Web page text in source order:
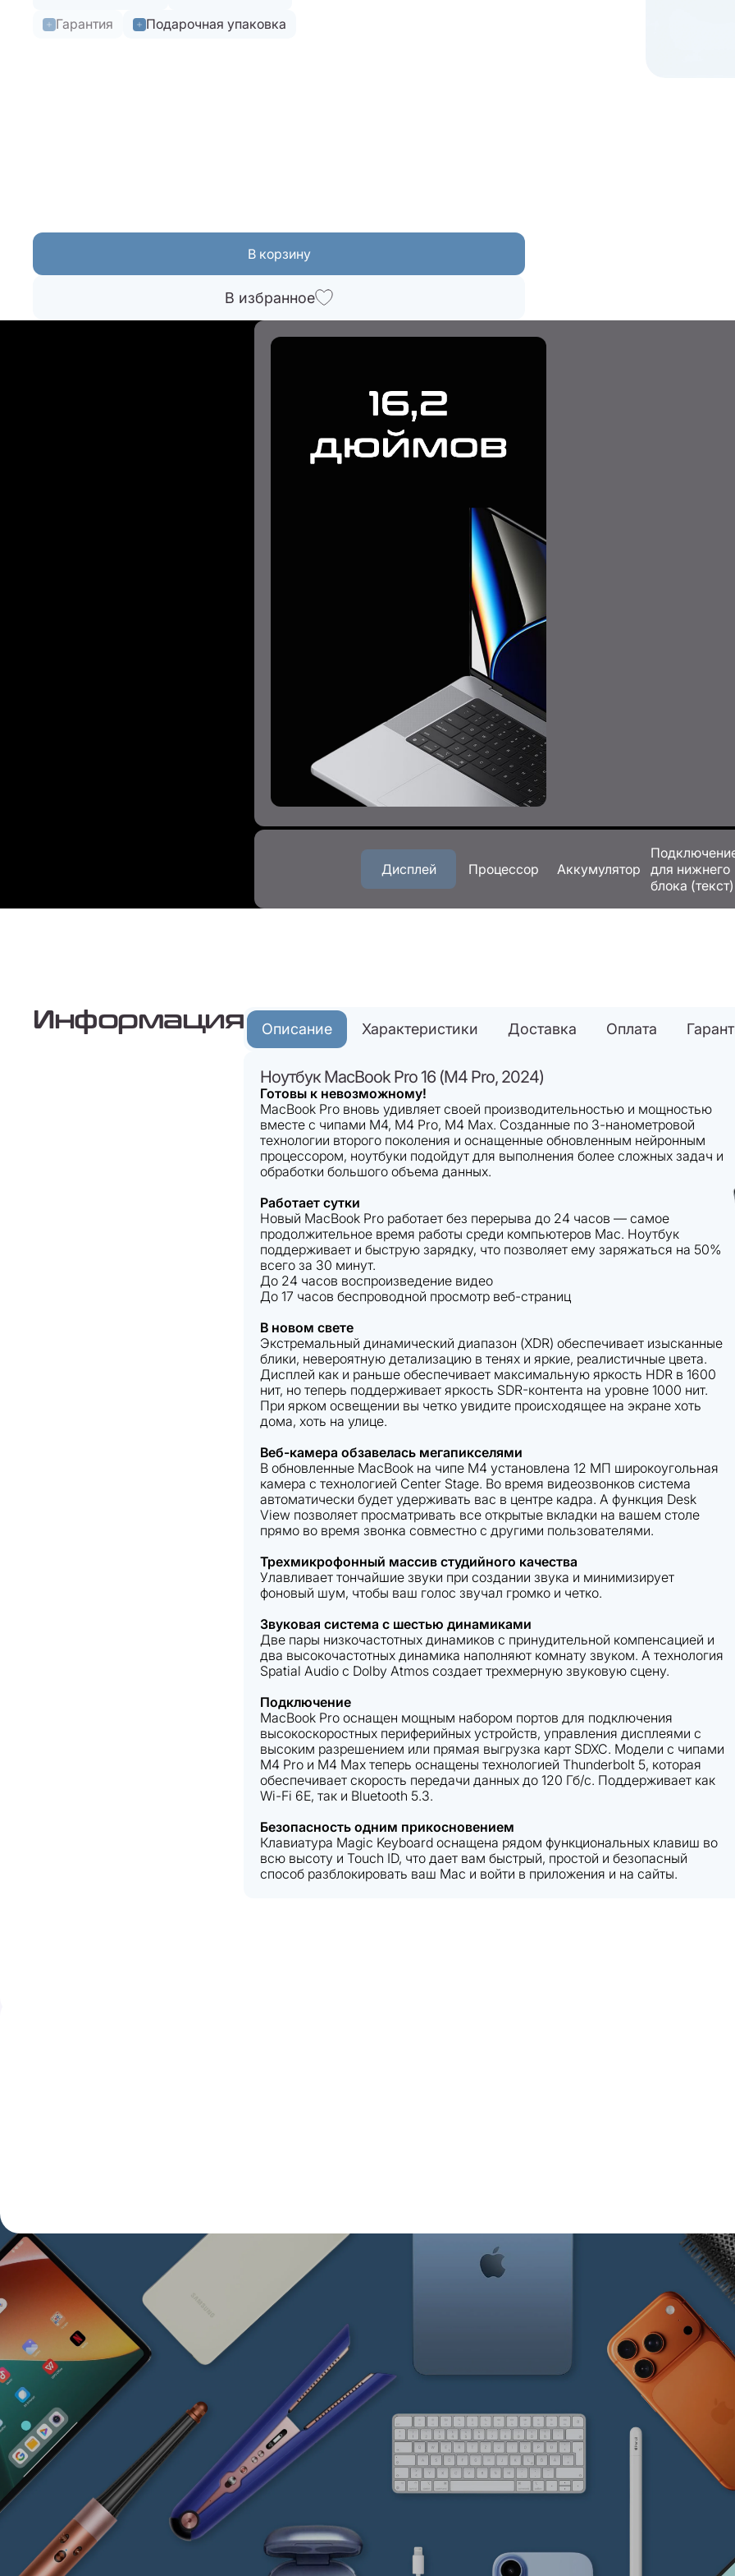
Гарантия
Подарочная упаковка
В корзину
В избранное
Дисплей Процессор Аккумулятор
для нижнего
блока (текст)
Информация Описание Характеристики Доставка Оплата
Ноутбук MacBook Pro 16 (M4 Pro, 2024)
Готовы к невозможному!
MacBook Pro вновь удивляет своей производительностью и мощностью
вместе с чипами М4, М4 Pro, M4 Max. Созданные по 3-нанометровой
технологии второго поколения и оснащенные обновленным нейронным
процессором, ноутбуки подойдут для выполнения более сложных задач и
обработки большого объема данных.
Работает сутки
Новый MacBook Pro работает без перерыва до 24 часов — самое
продолжительное время работы среди компьютеров Mac. Ноутбук
поддерживает и быструю зарядку, что позволяет ему заряжаться на 50%
всего за 30 минут.
До 24 часов воспроизведение видео
До 17 часов беспроводной просмотр веб-страниц
В новом свете
Экстремальный динамический диапазон (XDR) обеспечивает изысканные
блики, невероятную детализацию в тенях и яркие, реалистичные цвета.
Дисплей как и раньше обеспечивает максимальную яркость HDR в 1600
нит, но теперь поддерживает яркость SDR-контента на уровне 1000 нит.
При ярком освещении вы четко увидите происходящее на экране хоть
дома, хоть на улице.
Веб-камера обзавелась мегапикселями
В обновленные MacBook на чипе М4 установлена 12 МП широкоугольная
камера с технологией Center Stage. Во время видеозвонков система
автоматически будет удерживать вас в центре кадра. А функция Desk
View позволяет просматривать все открытые вкладки на вашем столе
прямо во время звонка совместно с другими пользователями.
Трехмикрофонный массив студийного качества
Улавливает тончайшие звуки при создании звука и минимизирует
фоновый шум, чтобы ваш голос звучал громко и четко.
Звуковая система с шестью динамиками
Две пары низкочастотных динамиков с принудительной компенсацией и
два высокочастотных динамика наполняют комнату звуком. А технология
Spatial Audio с Dolby Atmos создает трехмерную звуковую сцену.
Подключение
MacBook Pro оснащен мощным набором портов для подключения
высокоскоростных периферийных устройств, управления дисплеями с
высоким разрешением или прямая выгрузка карт SDXC. Модели с чипами
M4 Pro и M4 Max теперь оснащены технологией Thunderbolt 5, которая
обеспечивает скорость передачи данных до 120 Гб/с. Поддерживает как
Wi-Fi 6E, так и Bluetooth 5.3.
Безопасность одним прикосновением
Клавиатура Magic Keyboard оснащена рядом функциональных клавиш во
всю высоту и Touch ID, что дает вам быстрый, простой и безопасный
способ разблокировать ваш Mac и войти в приложения и на сайты.